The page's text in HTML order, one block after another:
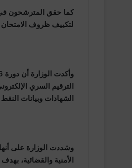
لتكييف ظروف الامتحان
الترقيم السري
الشهادات وبيانات
وشددت الوزارة على
الأمنية والقضائية،